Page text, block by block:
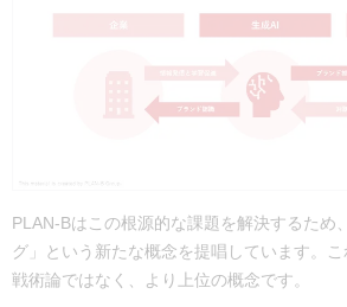
PLAN-Bはこの根源的な課題を解決するため
グ」という新たな概念を提唱しています。
戦術論ではなく、より上位の概念です。